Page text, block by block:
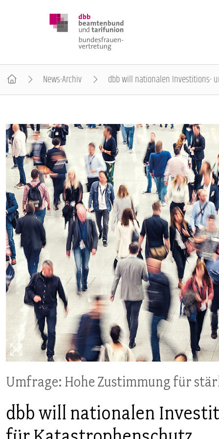
BUNDESTAGSWAHL 2025
POSITIONEN
SCHWERPUNKTTHEMEN
PUBLIKATIONEN
TERMINE & VERANSTALTUNGEN
MITGLIEDSCHAFT & SERVICE
News-Archiv dbb will nationalen Investitions-
Umfrage: Hohe Zustimmung für
dbb will nationalen